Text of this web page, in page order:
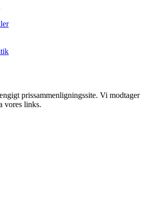
prissammenligningssite. Vi modtager
vores links.